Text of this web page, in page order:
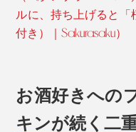
ルに、持ち上げると「
付き）｜Sakurasaku）
お酒好きへの
キンが続く二